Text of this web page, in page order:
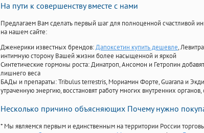
На пути к совершенству вместе с нами
Предлагаем Вам сделать первый шаг для полноценной счастливой
на нашем сайте:
Дженерики известных брендов:Дапоксетин купить дешевле,
интимную сторону Вашей жизни более насыщенной и яркой
Синтетические гормоны роста: Динатроп, Ансомон и Гетропин
лишнего веса
БАДы и препараты:Tribulus terrestris, Мориамин Форте, Guarana и
утраченную энергию, восстановят работу многих внутренних
Несколько причино объясняющих Почему нужно
* Мы являемся первым и единственным на территории России